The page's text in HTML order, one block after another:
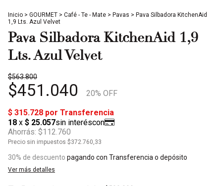
Inicio > GOURMET > Café - Te - Mate > Pavas > Pava Silbadora KitchenAid
1,9 Lts. Azul Velvet
Pava Silbadora KitchenAid 1,9
Lts. Azul Velvet
$563.800
$451.040 20% OFF
Ahorrás: $112.760
Precio sin impuestos $372.760,33
30% de descuento pagando con Transferencia o depósito
Ver más detalles